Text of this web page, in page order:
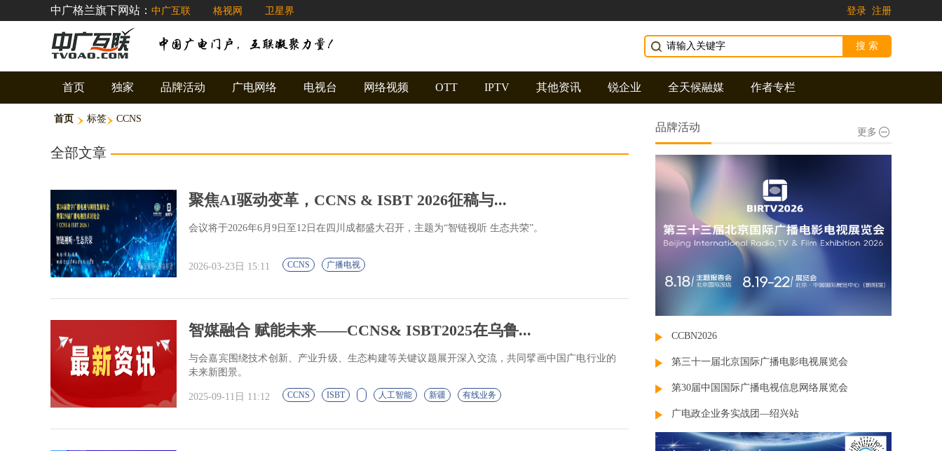
中广格兰旗下网站： 中广互联 格视网 卫星界 登录 注册
首页 独家 品牌活动 广电网络 电视台 网络视频 OTT IPTV 其他资讯 锐企业 全天候融媒 作者专栏
首页 标签 CCNS
全部文章
聚焦AI驱动变革，CCNS & ISBT 2026征稿与...
会议将于2026年6月9日至12日在四川成都盛大召开，主题为“智链视听 生态共荣”。
2026-03-23日 15:11 CCNS 广播电视
智媒融合 赋能未来——CCNS& ISBT2025在乌鲁...
与会嘉宾围绕技术创新、产业升级、生态构建等关键议题展开深入交流，共同擘画中国广电行业的
未来新图景。
2025-09-11日 11:12 CCNS ISBT 人工智能 新疆 有线业务
品牌活动 更多
CCBN2026
第三十一届北京国际广播电影电视展览会
第30届中国国际广播电视信息网络展览会
广电政企业务实战团—绍兴站